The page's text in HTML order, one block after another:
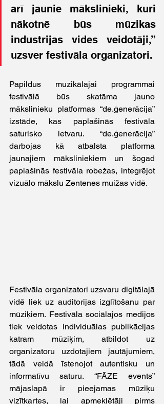
arī jaunie mākslinieki, kuri
nākotnē būs mūzikas
industrijas vides veidotāji,”
uzsver festivāla organizatori.
Papildus muzikālajai programmai
festivālā būs skatāma jauno
mākslinieku platformas “de.ģenerācija”
izstāde, kas paplašinās festivāla
saturisko ietvaru. “de.ģenerācija”
darbojas kā atbalsta platforma
jaunajiem māksliniekiem un šogad
paplašinās festivāla robežas, integrējot
vizuālo mākslu Zentenes muižas vidē.
Festivāla organizatori uzsvaru digitālajā
vidē liek uz auditorijas izglītošanu par
mūziķiem. Festivāla sociālajos medijos
tiek veidotas individuālas publikācijas
katram mūziķim, atbildot uz
organizatoru uzdotajiem jautājumiem,
tādā veidā īstenojot autentisku un
informatīvu saturu. “FĀZE events”
mājaslapā ir pieejamas mūziķu
vizītkartes, lai apmeklētāji pirms